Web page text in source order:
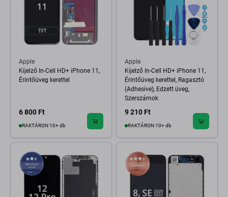
Apple
Kijelző In-Cell HD+ iPhone 11,
Érintőüveg kerettel
6 800 Ft
RAKTÁRON 10+ db
Apple
Kijelző In-Cell HD+ iPhone 11,
Érintőüveg kerettel, Ragasztó
(Adhesive), Edzett üveg,
Szerszámok
9 210 Ft
RAKTÁRON 10+ db